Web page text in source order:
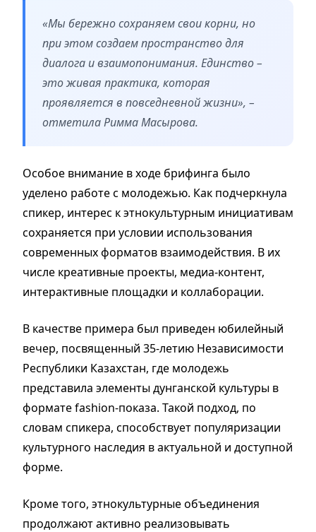
«Мы бережно сохраняем свои корни, но
при этом создаем пространство для
диалога и взаимопонимания. Единство –
это живая практика, которая
проявляется в повседневной жизни», –
отметила Римма Масырова.
Особое внимание в ходе брифинга было
уделено работе с молодежью. Как подчеркнула
спикер, интерес к этнокультурным инициативам
сохраняется при условии использования
современных форматов взаимодействия. В их
числе креативные проекты, медиа-контент,
интерактивные площадки и коллаборации.
В качестве примера был приведен юбилейный
вечер, посвященный 35-летию Независимости
Республики Казахстан, где молодежь
представила элементы дунганской культуры в
формате fashion-показа. Такой подход, по
словам спикера, способствует популяризации
культурного наследия в актуальной и доступной
форме.
Кроме того, этнокультурные объединения
продолжают активно реализовывать